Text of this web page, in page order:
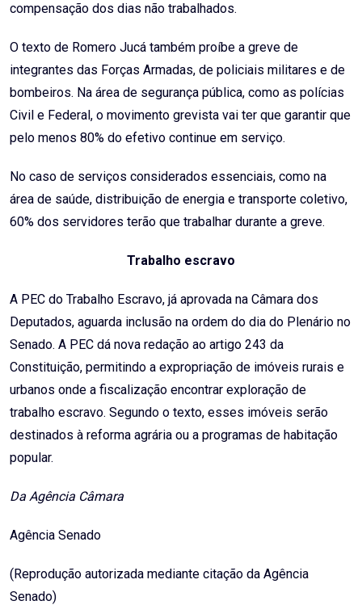
compensação dos dias não trabalhados.
O texto de Romero Jucá também proíbe a greve de
integrantes das Forças Armadas, de policiais militares e de
bombeiros. Na área de segurança pública, como as polícias
Civil e Federal, o movimento grevista vai ter que garantir que
pelo menos 80% do efetivo continue em serviço.
No caso de serviços considerados essenciais, como na
área de saúde, distribuição de energia e transporte coletivo,
60% dos servidores terão que trabalhar durante a greve.
Trabalho escravo
A PEC do Trabalho Escravo, já aprovada na Câmara dos
Deputados, aguarda inclusão na ordem do dia do Plenário no
Senado. A PEC dá nova redação ao artigo 243 da
Constituição, permitindo a expropriação de imóveis rurais e
urbanos onde a fiscalização encontrar exploração de
trabalho escravo. Segundo o texto, esses imóveis serão
destinados à reforma agrária ou a programas de habitação
popular.
Da Agência Câmara
Agência Senado
(Reprodução autorizada mediante citação da Agência
Senado)